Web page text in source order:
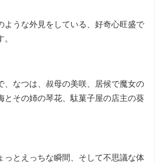
ような外見をしている、好奇心旺盛で
、なつは、叔母の美咲、居候で魔女の
とその姉の琴花、駄菓子屋の店主の葵
っとえっちな瞬間、そして不思議な体